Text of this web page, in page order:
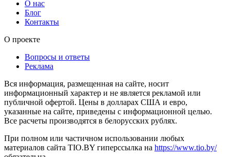
О нас
Блог
Контакты
О проекте
Вопросы и ответы
Реклама
Вся информация, размещенная на сайте, носит
информационный характер и не является рекламой или
публичной офертой. Цены в долларах США и евро,
указанные на сайте, приведены с информационной целью.
Все расчеты производятся в белорусских рублях.
При полном или частичном использовании любых
материалов сайта TIO.BY гиперссылка на https://www.tio.by/